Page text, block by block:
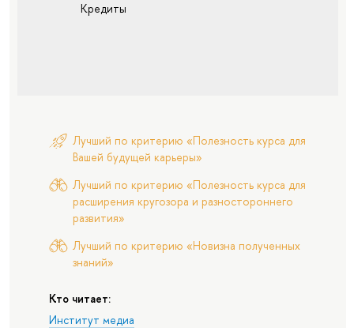
Кредиты
Лучший по критерию «Полезность курса для
Вашей будущей карьеры»
Лучший по критерию «Полезность курса для
расширения кругозора и разностороннего
развития»
Лучший по критерию «Новизна полученных
знаний»
Кто читает:
Институт медиа